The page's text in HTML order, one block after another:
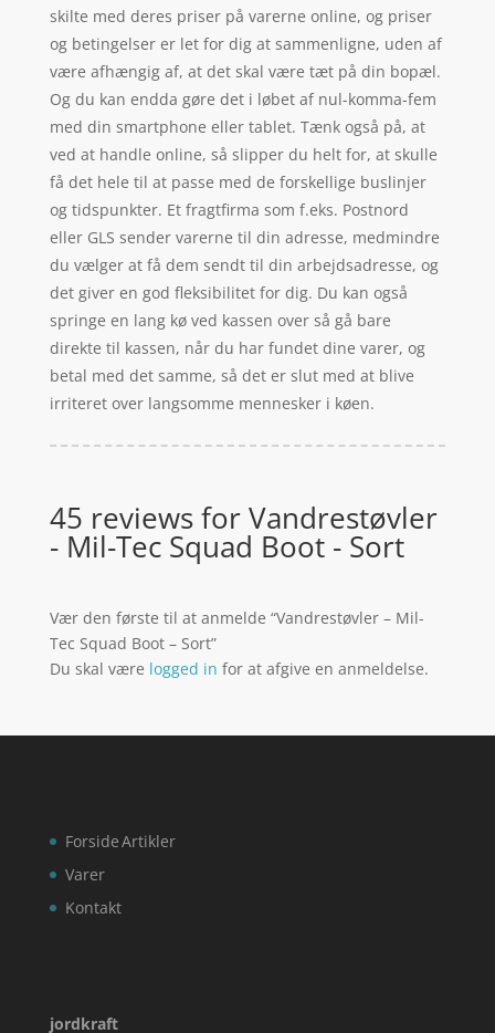
skilte med deres priser på varerne online, og priser
og betingelser er let for dig at sammenligne, uden af
være afhængig af, at det skal være tæt på din bopæl.
Og du kan endda gøre det i løbet af nul-komma-fem
med din smartphone eller tablet. Tænk også på, at
ved at handle online, så slipper du helt for, at skulle
få det hele til at passe med de forskellige buslinjer
og tidspunkter. Et fragtfirma som f.eks. Postnord
eller GLS sender varerne til din adresse, medmindre
du vælger at få dem sendt til din arbejdsadresse, og
det giver en god fleksibilitet for dig. Du kan også
springe en lang kø ved kassen over så gå bare
direkte til kassen, når du har fundet dine varer, og
betal med det samme, så det er slut med at blive
irriteret over langsomme mennesker i køen.
45 reviews forVandrestøvler
- Mil-Tec Squad Boot - Sort
Vær den første til at anmelde “Vandrestøvler – Mil-
Tec Squad Boot – Sort”
Du skal være logged in for at afgive en anmeldelse.
Forside
Varer
Kontakt
Artikler
jordkraft